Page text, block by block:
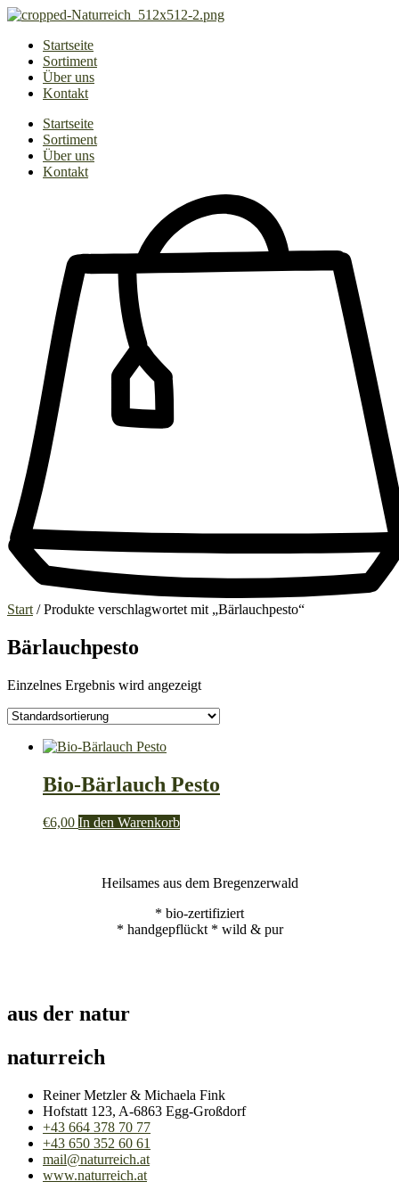
Zum
springenStartseite
Sortiment
Über uns
Kontakt
Startseite
Sortiment
Über uns
Kontakt
Start / Produkte verschlagwortet mit „Bärlauchpesto“
Bärlauchpesto
Einzelnes Ergebnis wird angezeigt
Bio-Bärlauch Pesto
€6,00 In den Warenkorb
Heilsames aus dem Bregenzerwald
* bio-zertifiziert
* handgepflückt * wild & pur
aus der natur
naturreich
Reiner Metzler & Michaela Fink
Hofstatt 123, A-6863 Egg-Großdorf
+43 664 378 70 77
+43 650 352 60 61
mail@naturreich.at
www.naturreich.at